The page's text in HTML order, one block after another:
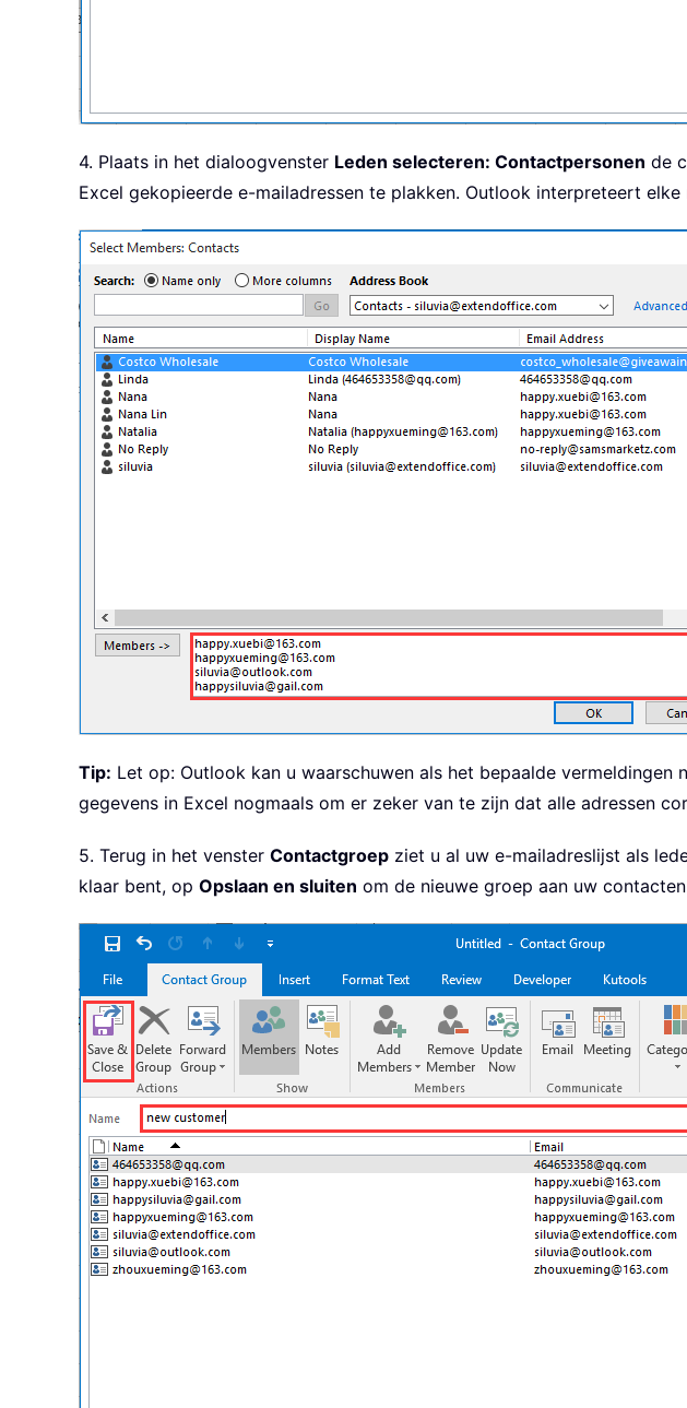
4. Plaats in het dialoogvenster Leden selecteren: Contactpersonen de
Excel gekopieerde e-mailadressen te plakken. Outlook interpreteert
Tip: Let op: Outlook kan u waarschuwen als het bepaalde
gegevens in Excel nogmaals om er zeker van te zijn dat alle adressen
5. Terug in het venster Contactgroep ziet u al uw e-mailadreslijst als
klaar bent, op Opslaan en sluiten om de nieuwe groep aan uw